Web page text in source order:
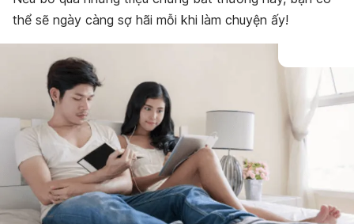
thể sẽ ngày càng sợ hãi mỗi khi làm chuyện ấy!